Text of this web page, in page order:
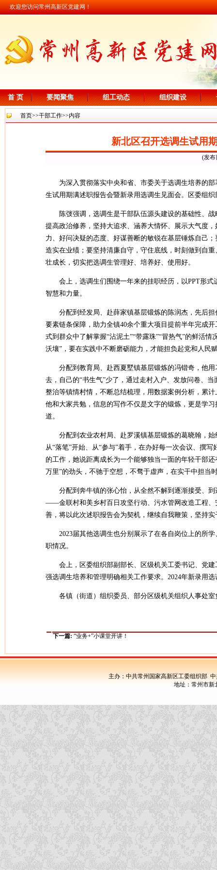
欢迎您访问常州高新区党建网！
首 页 要闻聚焦 组工动态 组织建设
首页>>干部工作>>内容
新北区召开选调生试用
(发布
为深入贯彻落实中央和省、市委关于选调生培养的
生试用期满述职报告会暨新录用选调生见面会。区委组
陈弢强调，选调生是干部队伍源头建设的基础性、
提高政治修养，坚持大追求、涵养大情怀、展示大气度
力、好问决疑的态度、好谋善断的敏锐在基层锤炼自己
造实在业绩；要坚持清廉自守，守住底线，时刻做到自
壮成长，切实把选调生管理好、培养好、使用好。
会上，选调生们围绕一年来的挂职经历，以PPT形
智慧和力量。
分配到经发局、赴薛家镇基层锻炼的陈润杰，先后
要素链条保障，助力全镇40余个重大项目提前半年完成
式到群众中了解掌握“沾泥土”“带露珠”“冒热气”的鲜活
沃壤”，要在实践中不断磨砺能力，才能担负起党和人民
分配到教育局、赴西夏墅镇基层锻炼的冯锴奇，他
去，自己的“书生气”少了，通过走村入户、发放问卷、
整治等镇情村情，不断总结梳理，用数据案例分析，累
他和大家共勉，信息的写作不仅是文字的锻炼，更是学
道。
分配到农业农村局、赴罗溪镇基层锻炼的葛晓翰，始
从“落笔”开始、从“参与”着手，在办好每一次会议、撰
的工作，她说距离成长为一个能够独当一面的年轻干部
万里”的劲头，不驰于空想，不骛于虚声，在实干中担当
分配到奔牛镇的张心怡，从全然不解到逐渐接受、
——金联村和美乡村百日攻坚行动、污水管网改造工程
善，将以此次述职报告会为契机，继续自我鞭策，坚持
2023届其他选调生也分别展示了在各自岗位上的所
职情况。
会上，区委组织部副部长、区级机关工委书记、党
强选调生培养和管理明确相关工作要求。2024年新录用
各镇（街道）组织委员、部分区级机关组织人事处
下一篇: “业务+”小课堂开讲！
主办：中共常州国家高新区工委组织部
地址：常州市